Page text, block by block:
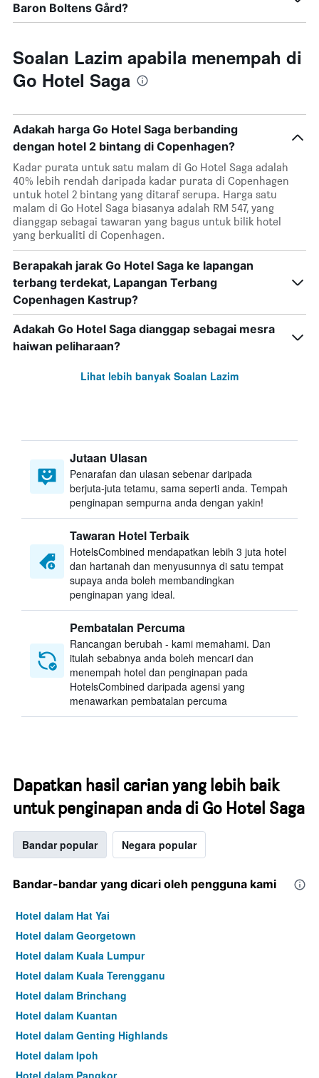
Baron Boltens Gård?
Soalan Lazim apabila menempah di
Go Hotel Saga
Adakah harga Go Hotel Saga berbanding
dengan hotel 2 bintang di Copenhagen?
Kadar purata untuk satu malam di Go Hotel Saga adalah
40% lebih rendah daripada kadar purata di Copenhagen
untuk hotel 2 bintang yang ditaraf serupa. Harga satu
malam di Go Hotel Saga biasanya adalah RM 547, yang
dianggap sebagai tawaran yang bagus untuk bilik hotel
yang berkualiti di Copenhagen.
Berapakah jarak Go Hotel Saga ke lapangan
terbang terdekat, Lapangan Terbang
Copenhagen Kastrup?
Adakah Go Hotel Saga dianggap sebagai mesra
haiwan peliharaan?
Lihat lebih banyak Soalan Lazim
Jutaan Ulasan
Penarafan dan ulasan sebenar daripada
berjuta-juta tetamu, sama seperti anda. Tempah
penginapan sempurna anda dengan yakin!
Tawaran Hotel Terbaik
HotelsCombined mendapatkan lebih 3 juta hotel
dan hartanah dan menyusunnya di satu tempat
supaya anda boleh membandingkan
penginapan yang ideal.
Pembatalan Percuma
Rancangan berubah - kami memahami. Dan
itulah sebabnya anda boleh mencari dan
menempah hotel dan penginapan pada
HotelsCombined daripada agensi yang
menawarkan pembatalan percuma
Dapatkan hasil carian yang lebih baik
untuk penginapan anda di Go Hotel Saga
Bandar popular Negara popular
Bandar-bandar yang dicari oleh pengguna kami
Hotel dalam Hat Yai
Hotel dalam Georgetown
Hotel dalam Kuala Lumpur
Hotel dalam Kuala Terengganu
Hotel dalam Brinchang
Hotel dalam Kuantan
Hotel dalam Genting Highlands
Hotel dalam Ipoh
Hotel dalam Pangkor